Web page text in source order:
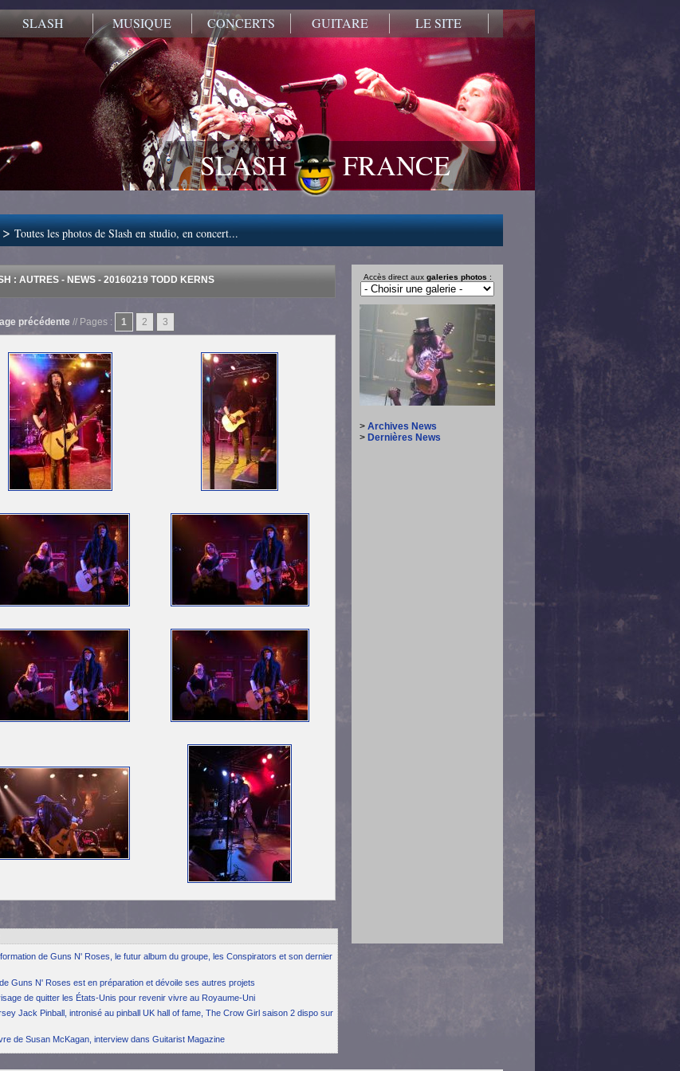
SLASH MUSIQUE CONCERTS GUITARE LE SITE
SLASH FRANCE
>Toutes les photos de Slash en studio, en concert...
: AUTRES - NEWS - 20160219 TODD KERNS
précédente // Pages : 1 2 3
de Guns N' Roses, le futur album du groupe, les Conspirators et son dernier
Guns N' Roses est en préparation et dévoile ses autres projets
de quitter les États-Unis pour revenir vivre au Royaume-Uni
Jack Pinball, intronisé au pinball UK hall of fame, The Crow Girl saison 2 dispo sur
de Susan McKagan, interview dans Guitarist Magazine
Accès direct aux galeries photos :
> Archives News
> Dernières News